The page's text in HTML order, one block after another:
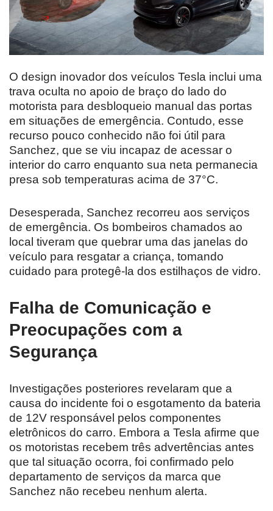
O design inovador dos veículos Tesla inclui uma
trava oculta no apoio de braço do lado do
motorista para desbloqueio manual das portas
em situações de emergência. Contudo, esse
recurso pouco conhecido não foi útil para
Sanchez, que se viu incapaz de acessar o
interior do carro enquanto sua neta permanecia
presa sob temperaturas acima de 37°C.
Desesperada, Sanchez recorreu aos serviços
de emergência. Os bombeiros chamados ao
local tiveram que quebrar uma das janelas do
veículo para resgatar a criança, tomando
cuidado para protegê-la dos estilhaços de vidro.
Falha de Comunicação e
Preocupações com a
Segurança
Investigações posteriores revelaram que a
causa do incidente foi o esgotamento da bateria
de 12V responsável pelos componentes
eletrônicos do carro. Embora a Tesla afirme que
os motoristas recebem três advertências antes
que tal situação ocorra, foi confirmado pelo
departamento de serviços da marca que
Sanchez não recebeu nenhum alerta.